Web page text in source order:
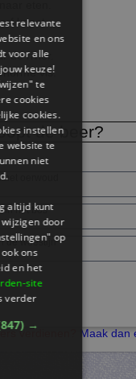
kapot.
de rivier.
vis.
de beer?
het oerwoud
in het bos
de woestijn
verdienen? Maak dan
relevante
en ons
voor alle
keuze!
te
cookies
cookies.
instellen
website te
niet
altijd kunt
door
op
ons
en het
site
verder
→